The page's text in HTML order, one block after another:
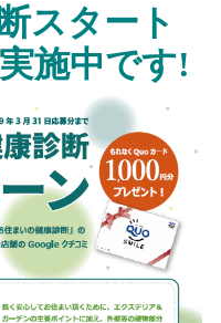
スタート
施中です!